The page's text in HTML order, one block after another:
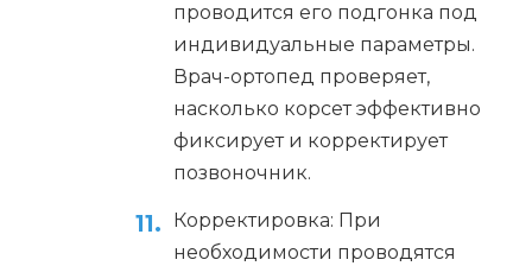
проводится его подгонка под
индивидуальные параметры.
Врач-ортопед проверяет,
насколько корсет эффективно
фиксирует и корректирует
позвоночник.
Корректировка: При
необходимости проводятся